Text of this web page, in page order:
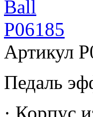
Артикул
Педаль
· Корпус